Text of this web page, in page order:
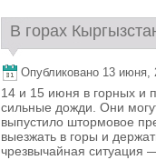
В горах
Опубликовано 13 июня,
14 и 15 июня в горных и
сильные дожди. Они
выпустило штормовое
выезжать в горы и
чрезвычайная ситуация